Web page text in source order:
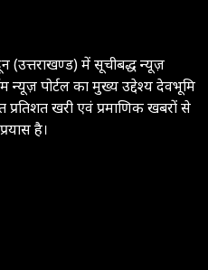
(उत्तराखण्ड) में सूचीबद्ध न्यूज़
न्यूज़ पोर्टल का मुख्य उद्देश्य देवभूमि
खरी एवं प्रमाणिक खबरों से
है।